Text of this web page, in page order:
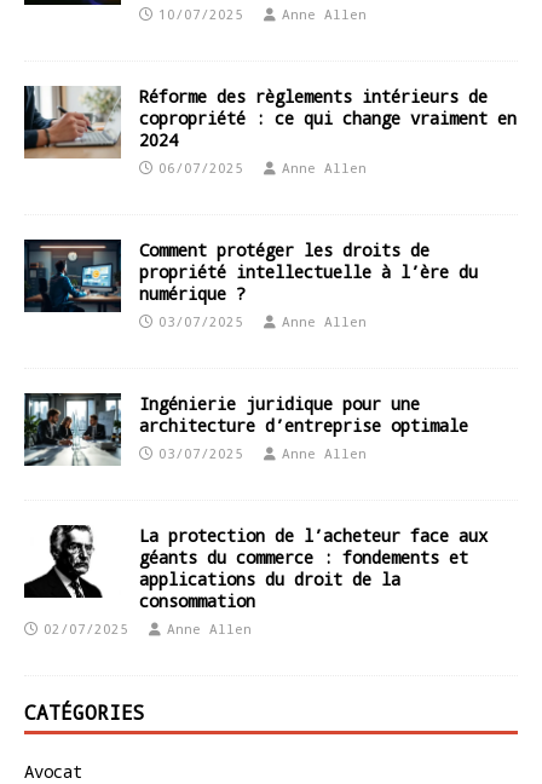
10/07/2025 Anne Allen
Réforme des règlements intérieurs de
copropriété : ce qui change vraiment en
2024
06/07/2025 Anne Allen
Comment protéger les droits de
propriété intellectuelle à l’ère du
numérique ?
03/07/2025 Anne Allen
Ingénierie juridique pour une
architecture d’entreprise optimale
03/07/2025 Anne Allen
La protection de l’acheteur face aux
géants du commerce : fondements et
applications du droit de la
consommation
02/07/2025 Anne Allen
CATÉGORIES
Avocat